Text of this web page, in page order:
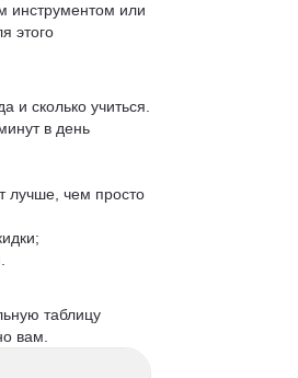
инструментом или
этого
и сколько учиться.
в день
лучше, чем просто
таблицу
вам.